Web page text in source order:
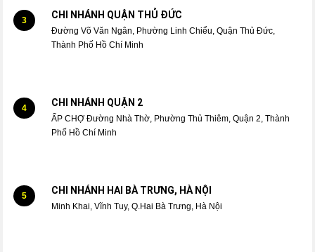
3 CHI NHÁNH QUẬN THỦ ĐỨC
Đường Võ Văn Ngân, Phường Linh Chiểu, Quận Thủ Đức,
Thành Phố Hồ Chí Minh
4 CHI NHÁNH QUẬN 2
ẤP CHỢ Đường Nhà Thờ, Phường Thủ Thiêm, Quận 2, Thành
Phố Hồ Chí Minh
5 CHI NHÁNH HAI BÀ TRƯNG, HÀ NỘI
Minh Khai, Vĩnh Tuy, Q.Hai Bà Trưng, Hà Nội